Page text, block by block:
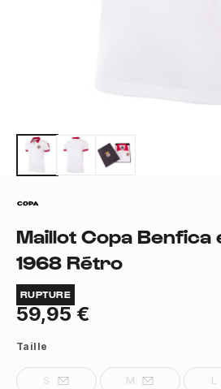
Maillot Copa
1968 Rétro
RUPTURE
59,95 €
Taille
S M L